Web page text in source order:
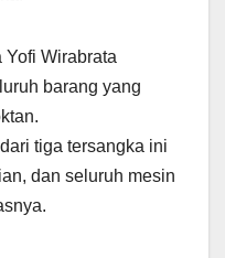
Yofi Wirabrata
barang yang
tiga tersangka ini
dan seluruh mesin